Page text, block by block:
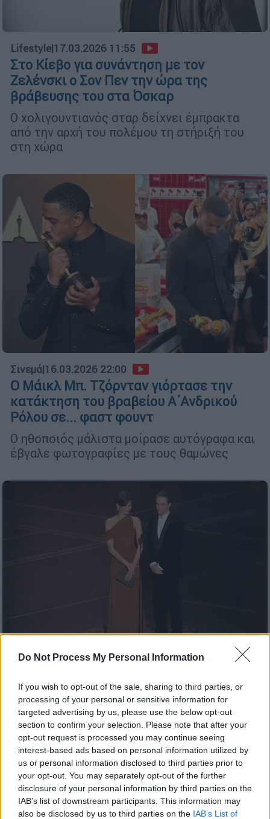
Do Not Process My Personal Information
If you wish to opt-out of the sale, sharing to third parties, or
processing of your personal or sensitive information for
targeted advertising by us, please use the below opt-out
section to confirm your selection. Please note that after your
opt-out request is processed you may continue seeing
interest-based ads based on personal information utilized by
us or personal information disclosed to third parties prior to
your opt-out. You may separately opt-out of the further
disclosure of your personal information by third parties on the
IAB’s list of downstream participants. This information may
also be disclosed by us to third parties on the IAB’s List of
Lifestyle|17.03.2026 11:55
Στο Κίεβο για συνάντηση με τον
Ζελένσκι ο Σον Πεν την ώρα της
βράβευσης του στα Όσκαρ
Ο χολιγουντιανός σταρ δείχνει έμπρακτα
από την αρχή του πολέμου τη στήριξή του
στη χώρα
Σινεμά|16.03.2026 22:00
Ο Μάικλ Μπ. Τζόρνταν γιόρτασε την
κατάκτηση του βραβείου Α΄Ανδρικού
Ρόλου σε... φαστ φουντ
Ο ηθοποιός μάλιστα μοίρασε αυτόγραφα και
έβγαλε φωτογραφίες με τους θαμώνες
Με δαχτυλίδι αρραβώνων και βέρα στη
σκηνή των Όσκαρ η Zendaya -
Επιβεβαιώνεται ο γάμος της με τον Τομ
Χόλαντ
Η ηθοποιός παρέδωσε βραβείο με τον
συμπρωταγωνιστή της, Ρόμπερτ Πάτινσον,
ωστόσο τα κοσμήματα στο χέρι τράβηξαν
όλα τα βλέμματα